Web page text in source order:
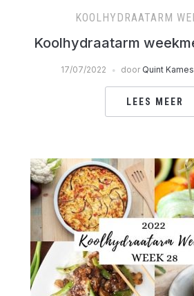
KOOLHYDRAATARM
Koolhydraatarm
17/07/2022 door Quint Kames
LEES MEER